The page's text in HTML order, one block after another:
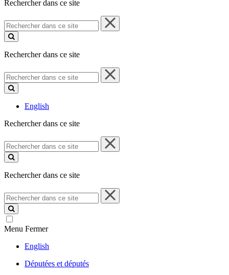
Rechercher dans ce site
Rechercher
dans
ce
Rechercher dans ce site
Rechercher
dans
ce
English
Rechercher dans ce site
Rechercher
dans
ce
Rechercher dans ce site
Rechercher
dans
ce
site
Menu Fermer
English
Députées et députés